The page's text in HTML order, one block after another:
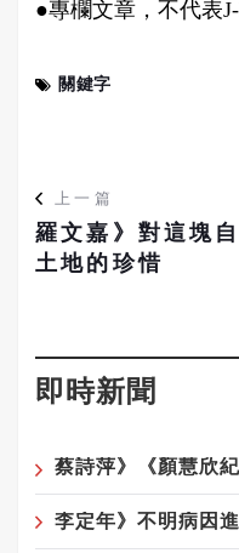
●專欄文章，不代表
關鍵字
上一篇
羅文嘉》對這塊
土地的珍惜
即時新聞